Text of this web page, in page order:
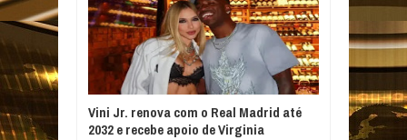
Vini Jr. renova com o Real Madrid até
2032 e recebe apoio de Virginia